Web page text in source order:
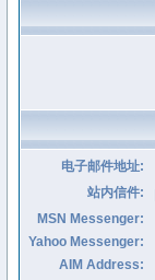
电子邮件地址:
站内信件:
MSN Messenger:
Yahoo Messenger:
AIM Address: